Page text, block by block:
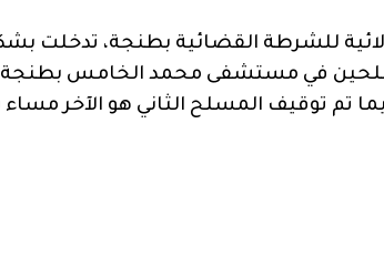
للشرطة القضائية بطنجة، تدخلت
في مستشفى محمد الخامس بطنجة،
تم توقيف المسلح الثاني هو الآخر